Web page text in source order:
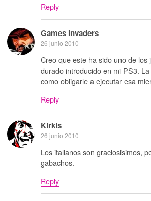
Reply
Games Invaders
26 junio 2010
Creo que este ha sido uno de los
durado introducido en mi PS3.
como obligarle a ejecutar esa
Reply
Kirkis
26 junio 2010
Los italianos son graciosisimos,
gabachos.
Reply